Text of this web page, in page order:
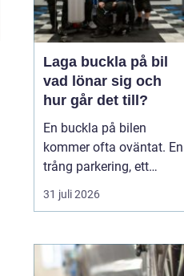
Laga buckla på bil
vad lönar sig och
hur går det till?
En buckla på bilen
kommer ofta oväntat. En
trång parkering, ett
dörruppslag utanför
mataffären eller ett
Många blir osäkra direkt:
ska man anmäla till
31 juli 2026